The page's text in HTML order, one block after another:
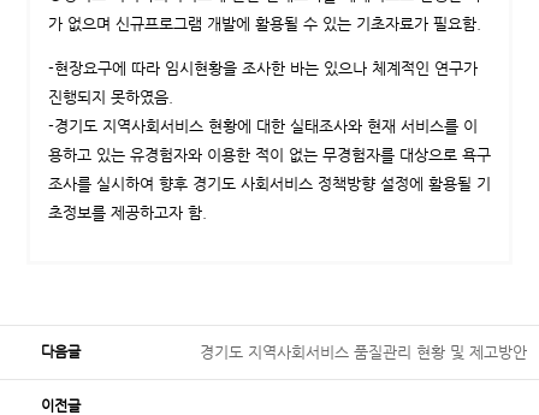
가 없으며 신규프로그램 개발에 활용될 수 있는 기초자료가 필요함.
-현장요구에 따라 임시현황을 조사한 바는 있으나 체계적인 연구가
진행되지 못하였음.
-경기도 지역사회서비스 현황에 대한 실태조사와 현재 서비스를 이
용하고 있는 유경험자와 이용한 적이 없는 무경험자를 대상으로 욕구
조사를 실시하여 향후 경기도 사회서비스 정책방향 설정에 활용될 기
초정보를 제공하고자 함.
다음글 경기도 지역사회서비스 품질관리 현황 및 제고방안
이전글